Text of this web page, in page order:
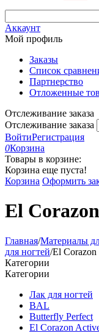
Аккаунт
Мой профиль
Заказы
Список
Партнерство
Отложенные
Отслеживание заказа
Отслеживание заказа
ВойтиРегистрация
0Корзина
Товары в корзине:
Корзина еще пуста!
Корзина Оформить
El
Главная/Материалы
для ногтей/El Corazon
Категории
Категории
Лак для ногтей
BAL
Butterfly Perfect
El Corazon